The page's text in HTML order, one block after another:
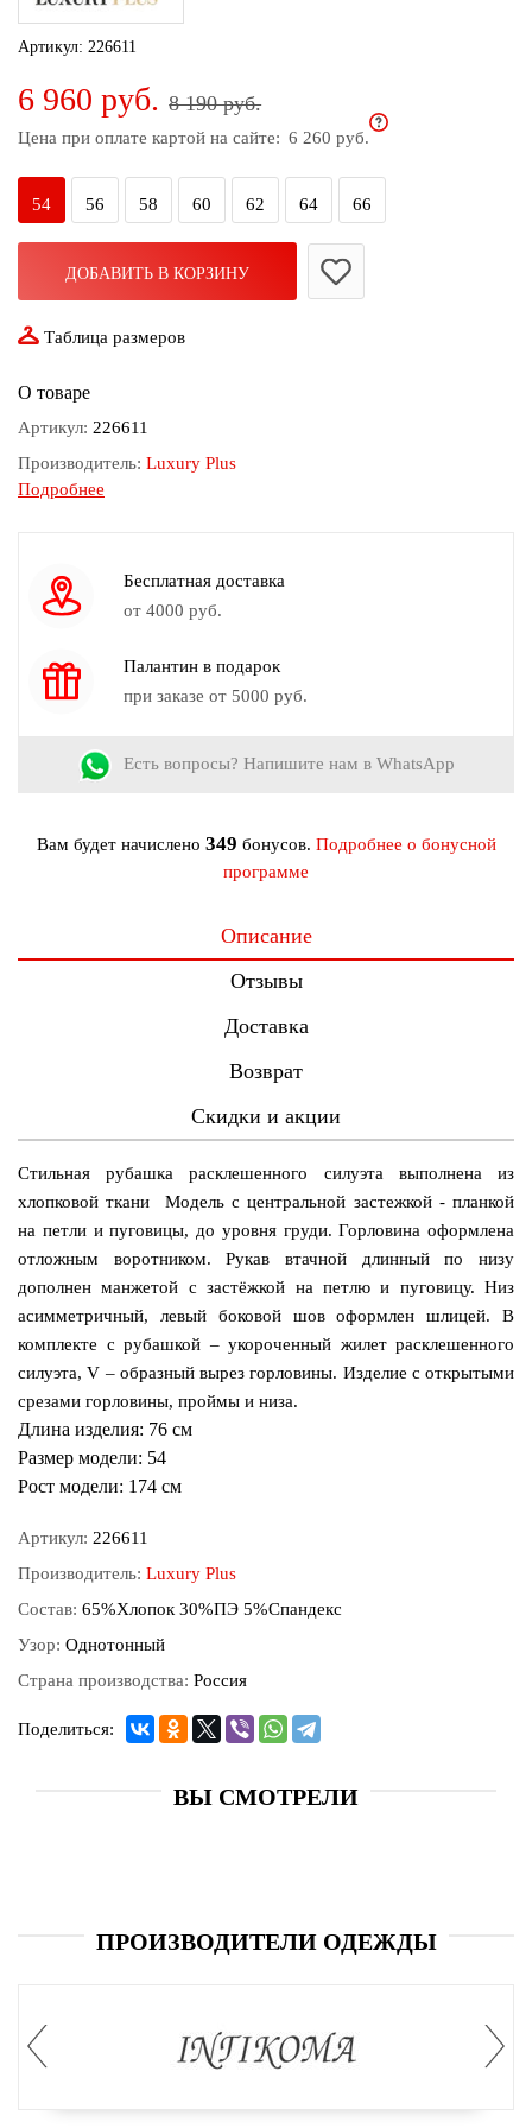
дома
и
для
пляжа
Новинки
Артикул: 226611
6 960 руб. 8 190 руб.
Цена при оплате картой на сайте: 6 260 руб.
54 56 58 60 62 64 66
ДОБАВИТЬ В КОРЗИНУ
Таблица размеров
О товаре
Артикул: 226611
Производитель: Luxury Plus
Состав:65%Хлопок 30%ПЭ 5%Спандекс
Подробнее
Бесплатная доставка
от 4000 руб.
Палантин в подарок
при заказе от 5000 руб.
Есть вопросы? Напишите нам в WhatsApp
Вам будет начислено 349 бонусов. Подробнее о бонусной
программе
Описание
Отзывы
Доставка
Возврат
Скидки и акции
Стильная рубашка расклешенного силуэта выполнена из
хлопковой ткани Модель с центральной застежкой - планкой
на петли и пуговицы, до уровня груди. Горловина оформлена
отложным воротником. Рукав втачной длинный по низу
дополнен манжетой с застёжкой на петлю и пуговицу. Низ
асимметричный, левый боковой шов оформлен шлицей. В
комплекте с рубашкой – укороченный жилет расклешенного
силуэта, V – образный вырез горловины. Изделие с открытыми
срезами горловины, проймы и низа.
Длина изделия: 76 см
Размер модели: 54
Рост модели: 174 см
Артикул: 226611
Производитель: Luxury Plus
Состав: 65%Хлопок 30%ПЭ 5%Спандекс
Узор: Однотонный
Страна производства: Россия
Поделиться:
ВЫ СМОТРЕЛИ
ПРОИЗВОДИТЕЛИ ОДЕЖДЫ